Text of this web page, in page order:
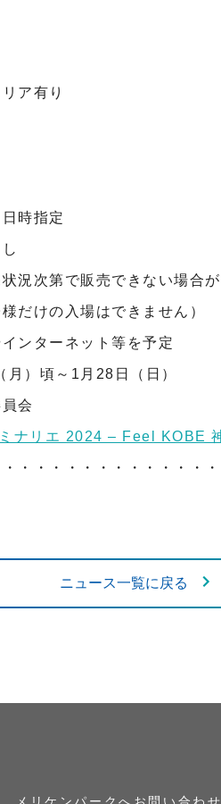
ア有り
時指定
第で販売できない場合が
けの入場はできません）
ターネット等を予定
頃～1月28日（日）
会
ナリエ 2024 – Feel KOBE
・・・・・・・・・・・・
ニュース一覧に戻る